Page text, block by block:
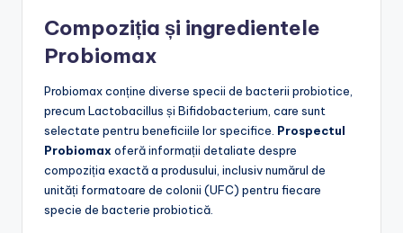
Compoziția și ingredientele
Probiomax
Probiomax conține diverse specii de bacterii probiotice,
precum Lactobacillus și Bifidobacterium, care sunt
selectate pentru beneficiile lor specifice. Prospectul
Probiomax oferă informații detaliate despre
compoziția exactă a produsului, inclusiv numărul de
unități formatoare de colonii (UFC) pentru fiecare
specie de bacterie probiotică.